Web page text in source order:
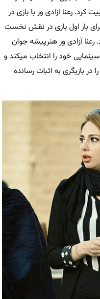
کرد. رعنا ازادی ور با بازی در
وی ( فریدون جیرانی، ۱۳۸۵) برای بار اول بازی در نقش نخست
آزادی ور هنرپیشه جوان
خود را انتخاب میکند و
بازیگری به اثبات رسانده